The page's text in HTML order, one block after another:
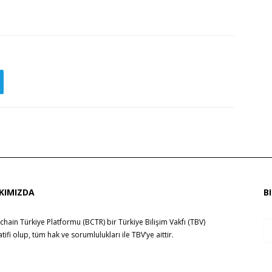
Türkiye Platformu (BCTR) birTürkiye Bilişim Vakfı (TBV)
olup, tüm hak ve sorumlulukları ile TBV’ye aittir.